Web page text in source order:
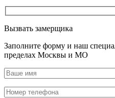
Вызвать замерщика
Заполните форму и наш
пределах Москвы и МО